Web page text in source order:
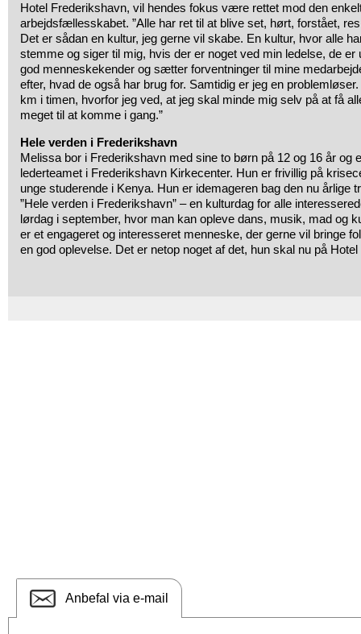
Hotel Frederikshavn, vil hendes fokus være rettet mod den
arbejdsfællesskabet. ”Alle har ret til at blive set, hørt, forstået,
Det er sådan en kultur, jeg gerne vil skabe. En kultur, hvor alle
stemme og siger til mig, hvis der er noget ved min ledelse, de er
god menneskekender og sætter forventninger til mine
efter, hvad de også har brug for. Samtidig er jeg en
km i timen, hvorfor jeg ved, at jeg skal minde mig selv på at få
meget til at komme i gang.”
Hele verden i Frederikshavn
Melissa bor i Frederikshavn med sine to børn på 12 og 16 år og
lederteamet i Frederikshavn Kirkecenter. Hun er frivillig på
unge studerende i Kenya. Hun er idemageren bag den nu årlige
”Hele verden i Frederikshavn” – en kulturdag for alle
lørdag i september, hvor man kan opleve dans, musik, mad og
er et engageret og interesseret menneske, der gerne vil bringe
en god oplevelse. Det er netop noget af det, hun skal nu på
Anbefal via e-mail